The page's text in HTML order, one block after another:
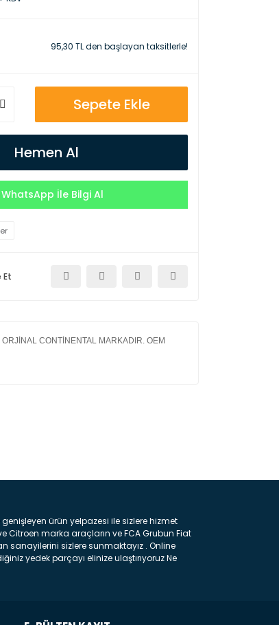
95,30 TL den başlayan taksitlerle!
Sepete Ekle
Hemen Al
WhatsApp İle Bilgi Al
Et
CONTİNENTAL MARKADIR. OEM
ürün yelpazesi ile sizlere hizmet
Citroen marka araçların ve FCA Grubun Fiat
sanayilerini sizlere sunmaktayız . Online
yedek parçayı elinize ulaştırıyoruz Ne
kaporta aksam parçasıdır. Çamurluk :
elemanıdır . Hangi Araçlara Yedek Parça